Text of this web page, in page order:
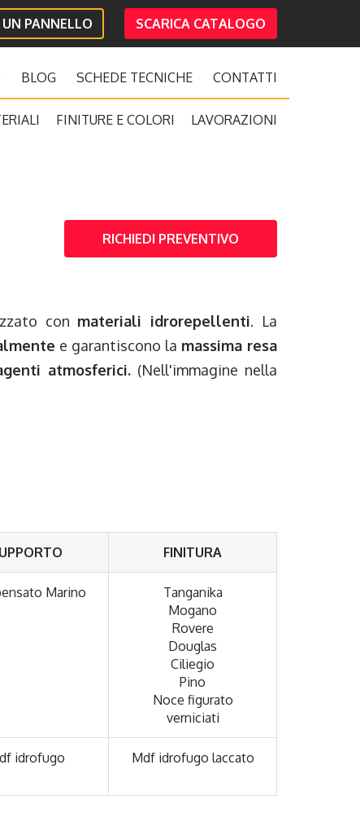
UN PANNELLO SCARICA CATALOGO
BLOG SCHEDE TECNICHE CONTATTI
FINITURE E COLORI LAVORAZIONI
RICHIEDI PREVENTIVO
con materiali idrorepellenti. La
e garantiscono la massima resa
atmosferici. (Nell'immagine nella
FINITURA
Marino
Tanganika
Mogano
Rovere
Douglas
Ciliegio
Pino
Noce figurato
verniciati
idrofugo Mdf idrofugo laccato